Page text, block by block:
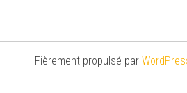
Fièrement propulsé par